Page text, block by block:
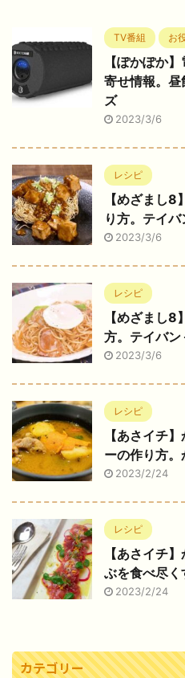
TV番組 お
【ぽかぽか
寄せ情報。昼
ズ
2023/3/6
レシピ
【めざまし
り方。テイ
2023/3/6
レシピ
【めざまし8
方。テイバ
2023/3/6
レシピ
【あさイチ
ーの作り方。
2023/2/24
レシピ
【あさイチ
ぶを食べ尽く
2023/2/24
カテゴリー